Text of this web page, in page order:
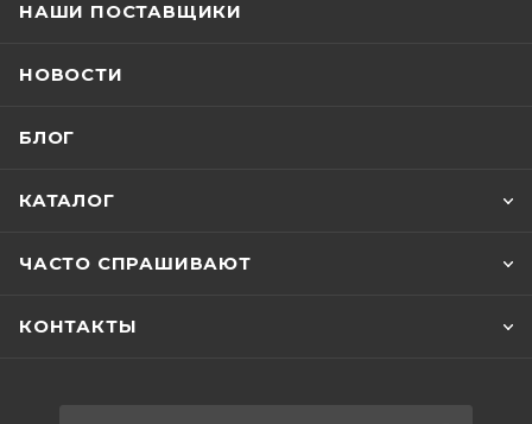
НАШИ ПОСТАВЩИКИ
НОВОСТИ
БЛОГ
КАТАЛОГ
ЧАСТО СПРАШИВАЮТ
КОНТАКТЫ